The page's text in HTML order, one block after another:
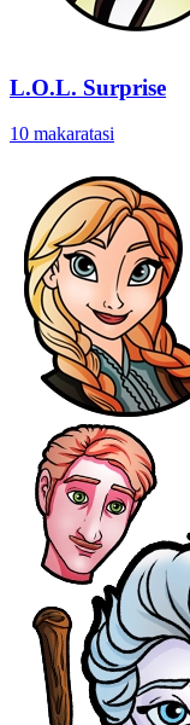
L.O.L. Surprise
10 makaratasi